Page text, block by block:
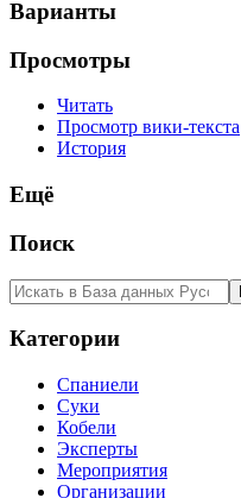
Варианты
Просмотры
Читать
Просмотр вики-текста
История
Ещё
Поиск
Категории
Спаниели
Суки
Кобели
Эксперты
Мероприятия
Организации